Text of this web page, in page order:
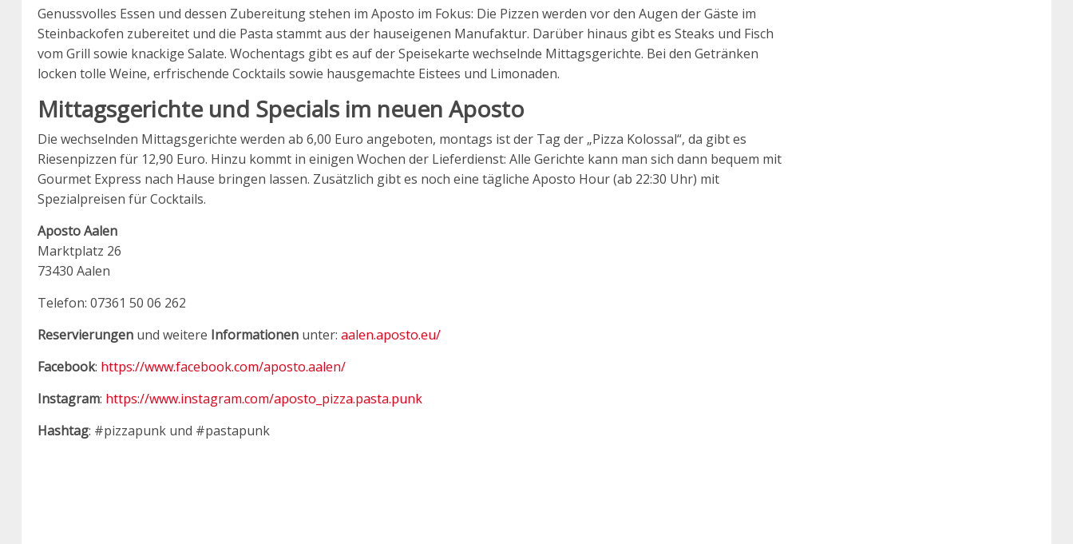
Genussvolles Essen und dessen Zubereitung stehen im Aposto im Fokus: Die Pizzen werden vor den Augen der Gäste im
Steinbackofen zubereitet und die Pasta stammt aus der hauseigenen Manufaktur. Darüber hinaus gibt es Steaks und Fisch
vom Grill sowie knackige Salate. Wochentags gibt es auf der Speisekarte wechselnde Mittagsgerichte. Bei den Getränken
locken tolle Weine, erfrischende Cocktails sowie hausgemachte Eistees und Limonaden.
Mittagsgerichte und Specials im neuen Aposto
Die wechselnden Mittagsgerichte werden ab 6,00 Euro angeboten, montags ist der Tag der „Pizza Kolossal“, da gibt es
Riesenpizzen für 12,90 Euro. Hinzu kommt in einigen Wochen der Lieferdienst: Alle Gerichte kann man sich dann bequem mit
Gourmet Express nach Hause bringen lassen. Zusätzlich gibt es noch eine tägliche Aposto Hour (ab 22:30 Uhr) mit
Spezialpreisen für Cocktails.
Aposto Aalen
Marktplatz 26
73430 Aalen
Telefon: 07361 50 06 262
Reservierungen und weitere Informationen unter: aalen.aposto.eu/
Facebook: https://www.facebook.com/aposto.aalen/
Instagram: https://www.instagram.com/aposto_pizza.pasta.punk
Hashtag: #pizzapunk und #pastapunk